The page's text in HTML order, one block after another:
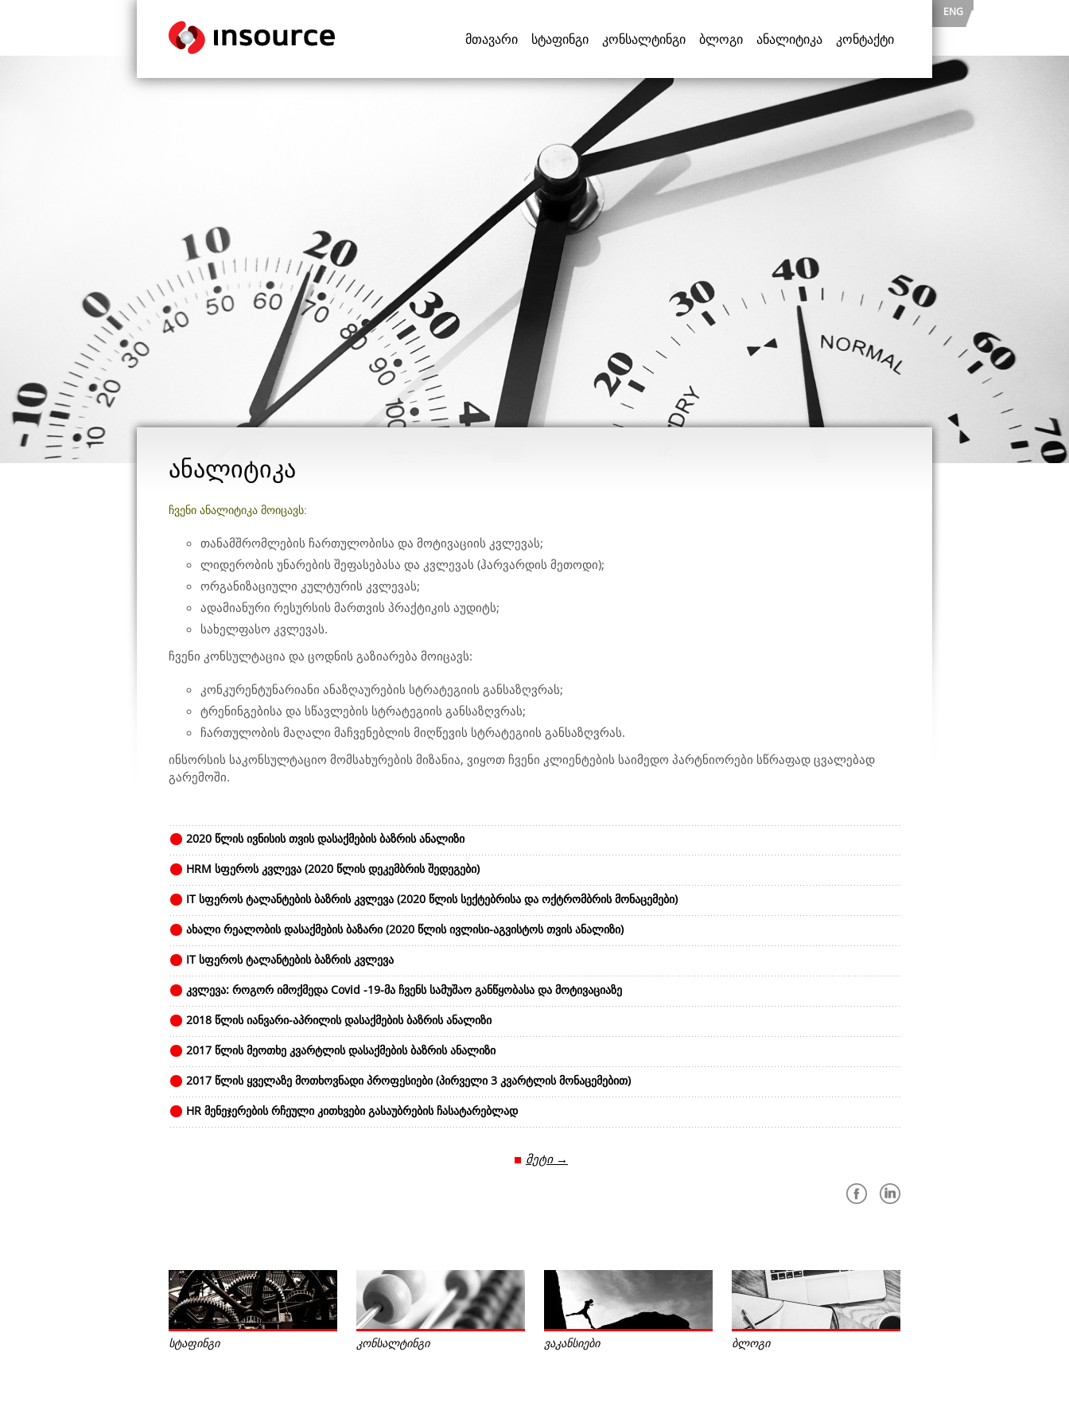
მთავარი სტაფინგი კონსალტინგი ბლოგი ანალიტიკა კონტაქტი
ENG
ანალიტიკა
ჩვენი ანალიტიკა მოიცავს:
თანამშრომლების ჩართულობისა და მოტივაციის კვლევას;
ლიდერობის უნარების შეფასებასა და კვლევას (ჰარვარდის მეთოდი);
ორგანიზაციული კულტურის კვლევას;
ადამიანური რესურსის მართვის პრაქტიკის აუდიტს;
სახელფასო კვლევას.
ჩვენი კონსულტაცია და ცოდნის გაზიარება მოიცავს:
კონკურენტუნარიანი ანაზღაურების სტრატეგიის განსაზღვრას;
ტრენინგებისა და სწავლების სტრატეგიის განსაზღვრას;
ჩართულობის მაღალი მაჩვენებლის მიღწევის სტრატეგიის განსაზღვრას.
ინსორსის საკონსულტაციო მომსახურების მიზანია, ვიყოთ ჩვენი კლიენტების საიმედო პარტნიორები სწრაფად ცვალებად
გარემოში.
2020 წლის ივნისის თვის დასაქმების ბაზრის ანალიზი
HRM სფეროს კვლევა (2020 წლის დეკემბრის შედეგები)
IT სფეროს ტალანტების ბაზრის კვლევა (2020 წლის სექტებრისა და ოქტრომბრის მონაცემები)
ახალი რეალობის დასაქმების ბაზარი (2020 წლის ივლისი-აგვისტოს თვის ანალიზი)
IT სფეროს ტალანტების ბაზრის კვლევა
კვლევა: როგორ იმოქმედა Covid -19-მა ჩვენს სამუშაო განწყობასა და მოტივაციაზე
2018 წლის იანვარი-აპრილის დასაქმების ბაზრის ანალიზი
2017 წლის მეოთხე კვარტლის დასაქმების ბაზრის ანალიზი
2017 წლის ყველაზე მოთხოვნადი პროფესიები (პირველი 3 კვარტლის მონაცემებით)
HR მენეჯერების რჩეული კითხვები გასაუბრების ჩასატარებლად
მეტი →
სტაფინგი კონსალტინგი ვაკანსიები ბლოგი